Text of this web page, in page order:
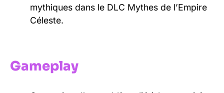
mythiques dans le DLC Mythes de l’Empire
Céleste.
Gameplay